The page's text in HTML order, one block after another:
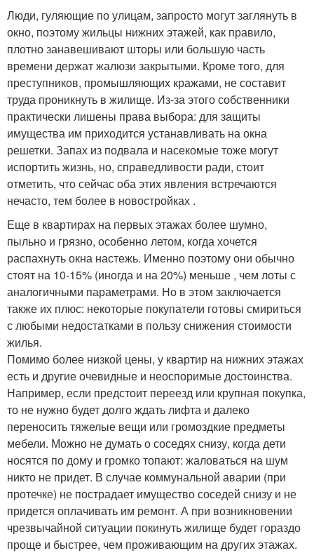
Люди, гуляющие по улицам, запросто могут заглянуть в
окно, поэтому жильцы нижних этажей, как правило,
плотно занавешивают шторы или большую часть
времени держат жалюзи закрытыми. Кроме того, для
преступников, промышляющих кражами, не составит
труда проникнуть в жилище. Из-за этого собственники
практически лишены права выбора: для защиты
имущества им приходится устанавливать на окна
решетки. Запах из подвала и насекомые тоже могут
испортить жизнь, но, справедливости ради, стоит
отметить, что сейчас оба этих явления встречаются
нечасто, тем более в новостройках .
Еще в квартирах на первых этажах более шумно,
пыльно и грязно, особенно летом, когда хочется
распахнуть окна настежь. Именно поэтому они обычно
стоят на 10-15% (иногда и на 20%) меньше , чем лоты с
аналогичными параметрами. Но в этом заключается
также их плюс: некоторые покупатели готовы смириться
с любыми недостатками в пользу снижения стоимости
жилья.
Помимо более низкой цены, у квартир на нижних этажах
есть и другие очевидные и неоспоримые достоинства.
Например, если предстоит переезд или крупная покупка,
то не нужно будет долго ждать лифта и далеко
переносить тяжелые вещи или громоздкие предметы
мебели. Можно не думать о соседях снизу, когда дети
носятся по дому и громко топают: жаловаться на шум
никто не придет. В случае коммунальной аварии (при
протечке) не пострадает имущество соседей снизу и не
придется оплачивать им ремонт. А при возникновении
чрезвычайной ситуации покинуть жилище будет гораздо
проще и быстрее, чем проживающим на других этажах.